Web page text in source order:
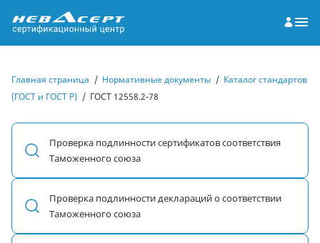
Главная страница / Нормативные документы / Каталог стандартов
(ГОСТ и ГОСТ Р) / ГОСТ 12558.2-78
Проверка подлинности сертификатов соответствия
Таможенного союза
Проверка подлинности деклараций о соответствии
Таможенного союза